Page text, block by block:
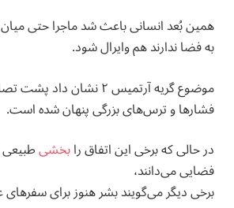
همین بُعد انسانی باعث شد ماجرا حتی میان
به فضا ندارند هم وایرال شود.
موضوع گریه آرتمیس ۲ نشان
فشارها و ترس‌های بزرگی پنهان شده است.
در حالی که برخی این اتفاق رابخشی
فضایی می‌دانند،
برخی دیگر می‌گویند بشر هنوز برای